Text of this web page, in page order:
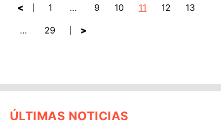
< 1 … 9 10 11 12 13
… 29 >
ÚLTIMAS NOTICIAS